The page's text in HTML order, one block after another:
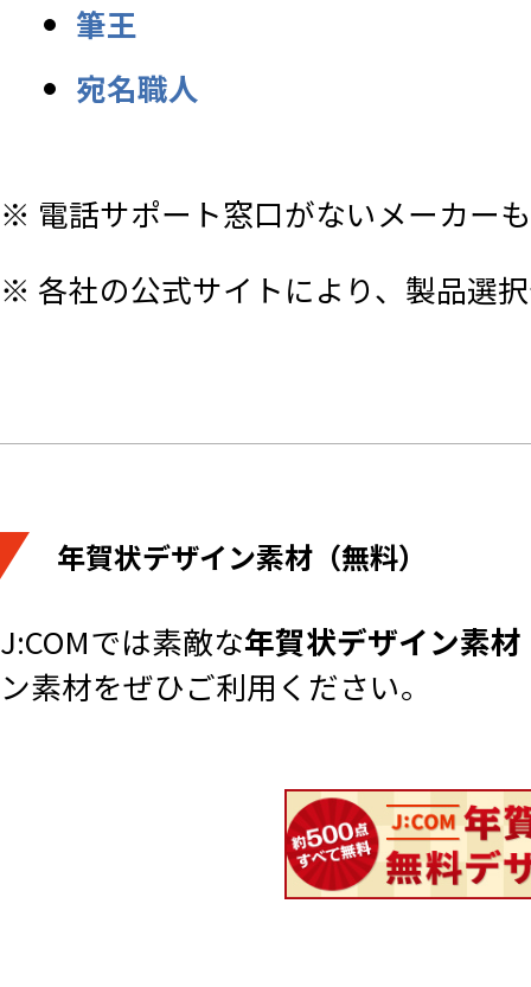
筆王
宛名職人
※ 電話サポート窓口がないメーカー
※ 各社の公式サイトにより、製品選
年賀状デザイン素材（無料）
J:COMでは素敵な年賀状デザイン素
ン素材をぜひご利用ください。